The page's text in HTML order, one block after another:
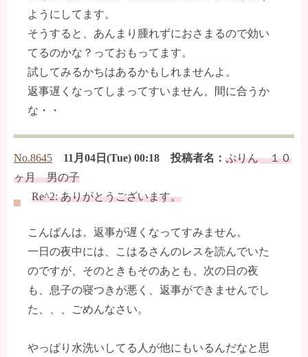
ようにしてます。
そうすると、あんまり腫れずにおさまるので効い
てるのかな？っておもってます。
試してみるかちはあるかもしれませんよ。
返事遅くなってしまってすいません。間に合うか
な・・
No.8645 11月04日(Tue) 00:18 投稿者名： ぷりん １０
ヶ月 男の子
Re^2: ありがとうございます。
こんばんは。返事が遅くなってすみません。
一日の夜中には、こはるさんのレスを読んでいた
のですが、そのときもそのあとも、次の日の夜
も、息子の寝つきが悪く、返事ができませんでし
た、、、ごめんなさい。
やっぱり水洗いしてる人が他にもいるんだなと思